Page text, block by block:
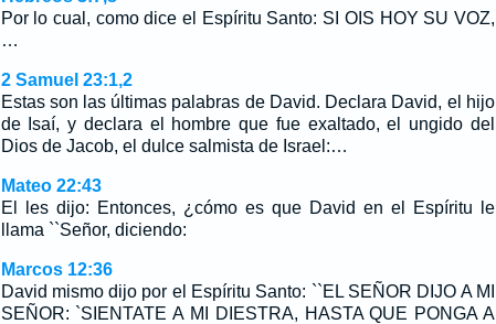
Por lo cual, como dice el Espíritu Santo: SI OIS HOY SU VOZ,
…
2 Samuel 23:1,2
Estas son las últimas palabras de David. Declara David, el hijo
de Isaí, y declara el hombre que fue exaltado, el ungido del
Dios de Jacob, el dulce salmista de Israel:…
Mateo 22:43
El les dijo: Entonces, ¿cómo es que David en el Espíritu le
llama ``Señor, diciendo:
Marcos 12:36
David mismo dijo por el Espíritu Santo: ``EL SEÑOR DIJO A MI
SEÑOR: `SIENTATE A MI DIESTRA, HASTA QUE PONGA A